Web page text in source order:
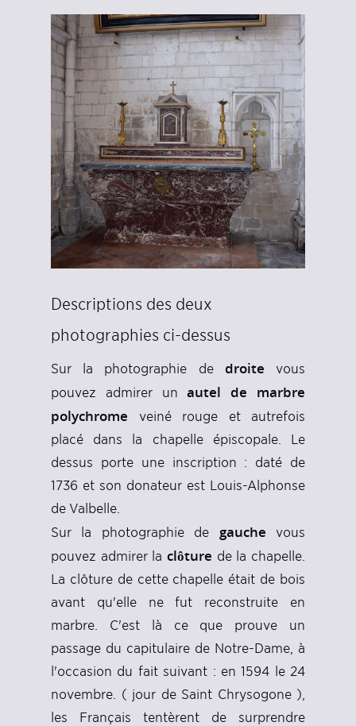
Descriptions des deux
photographies ci-dessus
Sur la photographie de droite vous
pouvez admirer unautel de marbre
polychrome veiné rouge et autrefois
placé dans la chapelle épiscopale. Le
dessus porte une inscription : daté de
1736 et son donateur est Louis-Alphonse
de Valbelle.
Sur la photographie de gauche vous
pouvez admirer la clôture de la chapelle.
La clôture de cette chapelle était de bois
avant qu'elle ne fut reconstruite en
marbre. C'est là ce que prouve un
passage du capitulaire de Notre-Dame, à
l'occasion du fait suivant : en 1594 le 24
novembre. ( jour de Saint Chrysogone ),
les Français tentèrent de surprendre